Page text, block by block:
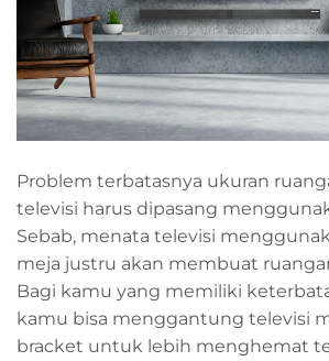
Problem terbatasnya ukuran
televisi harus dipasang
Sebab, menata televisi
meja justru akan membuat
Bagi kamu yang memiliki
kamu bisa menggantung televisi
bracket untuk lebih menghemat